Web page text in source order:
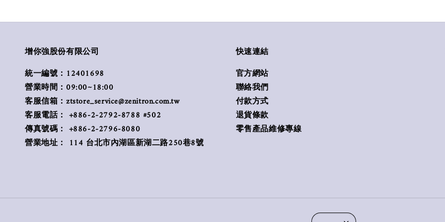
增你強股份有限公司
統一編號：12401698
營業時間：09:00~18:00
客服信箱：ztstore_service@zenitron.com.tw
客服電話： +886-2-2792-8788 #502
傳真號碼： +886-2-2796-8080
營業地址： 114 台北市內湖區新湖二路250巷8號
快速連結
官方網站
聯絡我們
付款方式
退貨條款
零售產品維修專線